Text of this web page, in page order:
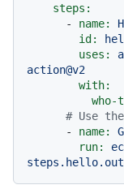
steps:
-
name:
id:
uses:
action@v2
with:
# Use
-
name:
run: